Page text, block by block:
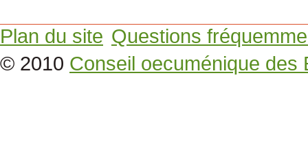
Plan du site Questions
© 2010 Conseil oecuménique des